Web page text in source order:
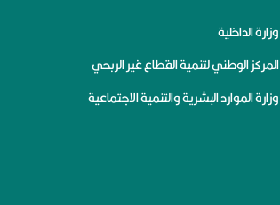
وزارة الداخلية
المركز الوطني لتنمية القطاع غير الربحي
وزارة الموارد البشرية والتنمية الاجتماعية